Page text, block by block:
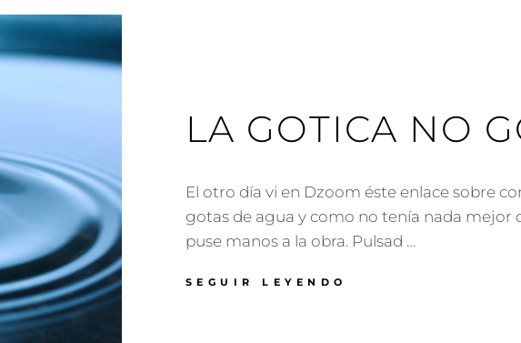
LA GOTICA NO
El otro día vi en Dzoom éste enlace sobre
gotas de agua y como no tenía nada mejor
puse manos a la obra. Pulsad …
SEGUIR LEYENDO